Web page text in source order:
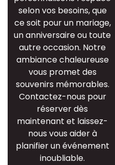
selon vos besoins, que
ce soit pour un mariage,
un anniversaire ou toute
autre occasion. Notre
ambiance chaleureuse
vous promet des
souvenirs mémorables.
Contactez-nous pour
réserver dès
maintenant et laissez-
nous vous aider à
planifier un événement
inoubliable.